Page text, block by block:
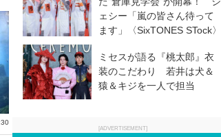
ェシー「嵐の皆さん待って
ます」〈SixTONES STock〉
ミセスが語る『桃太郎』衣
装のこだわり 若井は犬＆
猿＆キジを一人で担当
[ADVERTISEMENT]